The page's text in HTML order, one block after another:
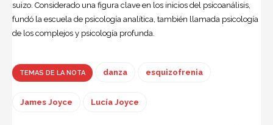
suizo. Considerado una figura clave en los inicios del psicoanálisis,
fundó la escuela de psicología analítica, también llamada psicología
de los complejos y psicología profunda.
TEMAS DE LA NOTA danza esquizofrenia
James Joyce Lucía Joyce